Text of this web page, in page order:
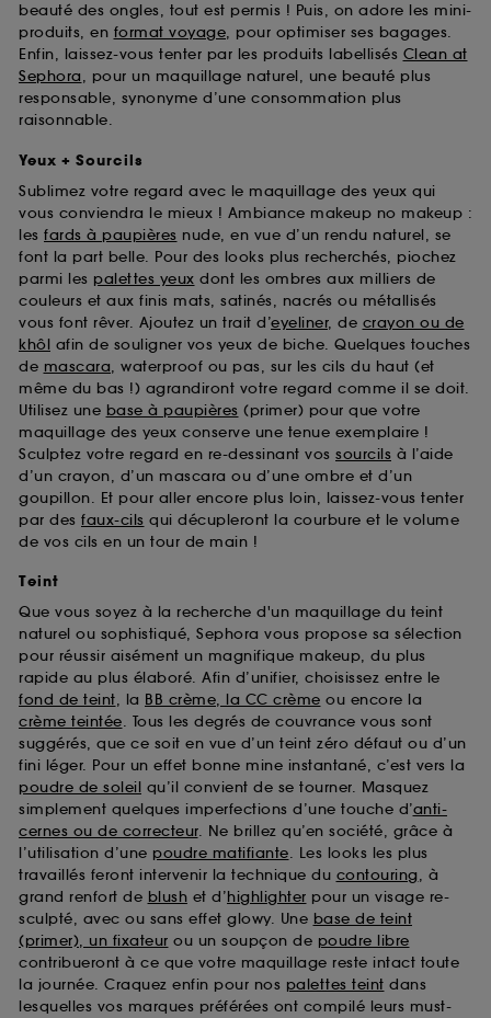
beauté des ongles, tout est permis ! Puis, on adore les mini-
produits, en format voyage, pour optimiser ses bagages.
Enfin, laissez-vous tenter par les produits labellisés Clean at
Sephora, pour un maquillage naturel, une beauté plus
responsable, synonyme d’une consommation plus
raisonnable.
Yeux + Sourcils
Sublimez votre regard avec le maquillage des yeux qui
vous conviendra le mieux ! Ambiance makeup no makeup :
les fards à paupières nude, en vue d’un rendu naturel, se
font la part belle. Pour des looks plus recherchés, piochez
parmi les palettes yeux dont les ombres aux milliers de
couleurs et aux finis mats, satinés, nacrés ou métallisés
vous font rêver. Ajoutez un trait d’eyeliner, de crayon ou de
khôl afin de souligner vos yeux de biche. Quelques touches
de mascara, waterproof ou pas, sur les cils du haut (et
même du bas !) agrandiront votre regard comme il se doit.
Utilisez une base à paupières (primer) pour que votre
maquillage des yeux conserve une tenue exemplaire !
Sculptez votre regard en re-dessinant vos sourcils à l’aide
d’un crayon, d’un mascara ou d’une ombre et d’un
goupillon. Et pour aller encore plus loin, laissez-vous tenter
par des faux-cils qui décupleront la courbure et le volume
de vos cils en un tour de main !
Teint
Que vous soyez à la recherche d'un maquillage du teint
naturel ou sophistiqué, Sephora vous propose sa sélection
pour réussir aisément un magnifique makeup, du plus
rapide au plus élaboré. Afin d’unifier, choisissez entre le
fond de teint, la BB crème, la CC crème ou encore la
crème teintée. Tous les degrés de couvrance vous sont
suggérés, que ce soit en vue d’un teint zéro défaut ou d’un
fini léger. Pour un effet bonne mine instantané, c’est vers la
poudre de soleil qu’il convient de se tourner. Masquez
simplement quelques imperfections d’une touche d’anti-
cernes ou de correcteur. Ne brillez qu’en société, grâce à
l’utilisation d’une poudre matifiante. Les looks les plus
travaillés feront intervenir la technique du contouring, à
grand renfort de blush et d’highlighter pour un visage re-
sculpté, avec ou sans effet glowy. Une base de teint
(primer), un fixateur ou un soupçon de poudre libre
contribueront à ce que votre maquillage reste intact toute
la journée. Craquez enfin pour nos palettes teint dans
lesquelles vos marques préférées ont compilé leurs must-